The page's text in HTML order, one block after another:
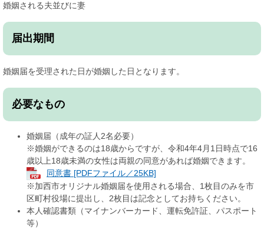
婚姻される夫並びに妻
届出期間
婚姻届を受理された日が婚姻した日となります。
必要なもの
婚姻届（成年の証人2名必要）
※婚姻ができるのは18歳からですが、令和4年4月1日時点で16
歳以上18歳未満の女性は両親の同意があれば婚姻できます。
同意書 [PDFファイル／25KB]
※加西市オリジナル婚姻届を使用される場合、1枚目のみを市
区町村役場に提出し、2枚目は記念としてお持ちください。
本人確認書類（マイナンバーカード、運転免許証、パスポート
等）